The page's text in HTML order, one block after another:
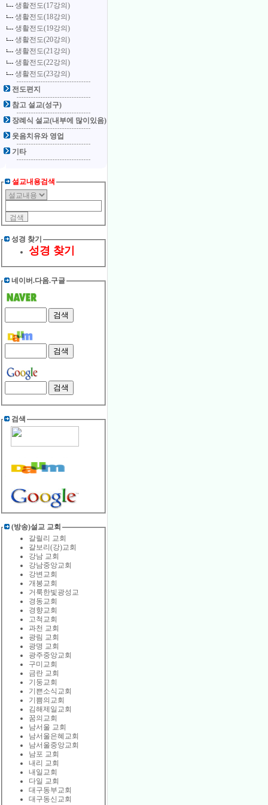
생활전도(17강의)
생활전도(18강의)
생활전도(19강의)
생활전도(20강의)
생활전도(21강의)
생활전도(22강의)
생활전도(23강의)
전도편지
참고 설교(성구)
장례식 설교(내부에 많이있음)
웃음치유와 영업
기타
설교내용검색
성경 찾기
성경 찾기
네이버.다음.구글
검색
(방송)설교 교회
갈릴리 교회
갈보리(강)교회
강남 교회
강남중앙교회
강변교회
개봉교회
거룩한빛광성교
경동교회
경향교회
고척교회
과천 교회
광림 교회
광명 교회
광주중앙교회
구미교회
금란 교회
기둥교회
기쁜소식교회
기쁨의교회
김해제일교회
꿈의교회
남서울 교회
남서울은혜교회
남서울중앙교회
남포 교회
내리 교회
내일교회
다일 교회
대구동부교회
대구동신교회